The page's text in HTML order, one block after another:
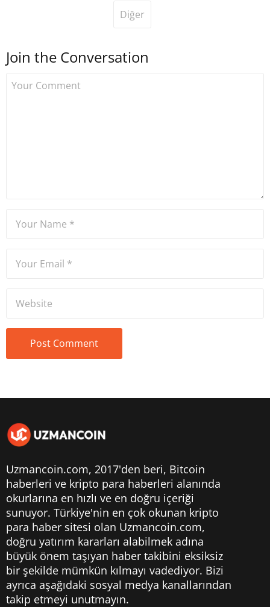
Diğer
Join the Conversation
Uzmancoin.com, 2017'den beri, Bitcoin
haberleri ve kripto para haberleri alanında
okurlarına en hızlı ve en doğru içeriği
sunuyor. Türkiye'nin en çok okunan kripto
para haber sitesi olan Uzmancoin.com,
doğru yatırım kararları alabilmek adına
büyük önem taşıyan haber takibini eksiksiz
bir şekilde mümkün kılmayı vadediyor. Bizi
ayrıca aşağıdaki sosyal medya kanallarından
takip etmeyi unutmayın.